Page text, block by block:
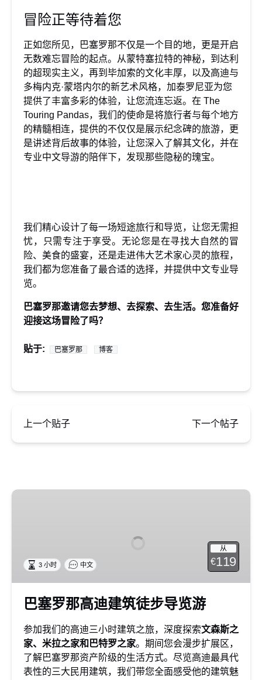
冒险正等待着您
正如您所见，巴塞罗那不仅是一个目的地，更是开启
无数难忘冒险的起点。从蒙特塞拉特的神秘，到达利
的超现实主义，再到毕加索的文化丰厚，以及高迪与
多梅内克·蒙塔内尔的新艺术风格，加泰罗尼亚为您
提供了丰富多彩的体验，让您流连忘返。在 The
Touring Pandas，我们的使命是将旅行者与每个地方
的精髓相连，提供的不仅仅是展示纪念碑的旅游，更
是讲述背后故事的体验，让您深入了解其文化，并在
专业中文导游的陪伴下，发现那些隐秘的瑰宝。
我们精心设计了每一场短途旅行和导览，让您无需担
忧，只需专注于享受。无论您是在寻找大自然的冒
险、美食的盛宴，还是走进伟大艺术家心灵的旅程，
我们都为您准备了最合适的选择，并提供中文专业导
览。
巴塞罗那邀请您去梦想、去探索、去生活。您准备好
迎接这场冒险了吗？
贴于: 巴塞罗那 博客
上一个贴子 下一个帖子
巴
从
€119
3 小时 中文
巴塞罗那高迪建筑徒步导览游
参加我们的高迪三小时建筑之旅，深度探索文森斯之
家、米拉之家和巴特罗之家。期间您会漫步扩展区，
了解巴塞罗那资产阶级的生活方式。尽览高迪最具代
表性的三大民用建筑，我们带您全面感受他的建筑魅